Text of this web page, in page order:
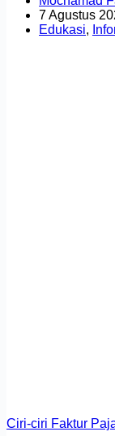
7 Agustus
Edukasi,
Ciri-ciri Faktur